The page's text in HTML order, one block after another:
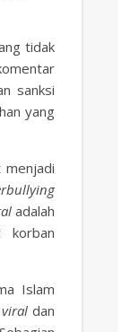
tidak
sanksi
yang
menjadi
adalah
korban
Islam
viraldan